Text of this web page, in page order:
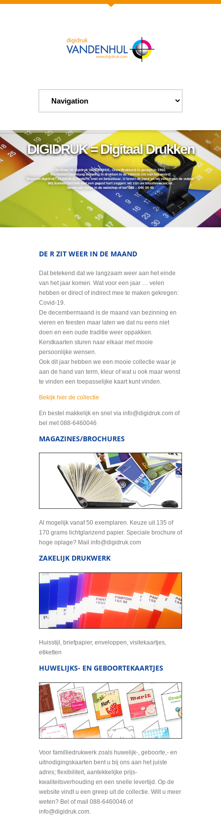
Welkom bij digidruk VANDENHUL. Onze drukkerij is gestart in 1960.
We hebben jarenlang ervaring in drukken in de ruimste zin van het woord!
Waarom digidruk? Digidruk is modern, snel en betaalbaar. U levert de input en wij verzorgen de output!
Wij kunnen dan ook met een gerust hart zeggen: wij zijn uw totaalleverancier.
Neem een kijkje in de webshop of bel 088 – 646 00 46
DIGIDRUK = Digitaal Drukken
DE R ZIT WEER IN DE MAAND
Dat betekend dat we langzaam weer aan het einde
van het jaar komen. Wat voor een jaar … velen
hebben er direct of indirect mee te maken gekregen:
Covid-19.
De decembermaand is de maand van bezinning en
vieren en feesten maar laten we dat nu eens niet
doen en een oude traditie weer oppakken.
Kerstkaarten sturen naar elkaar met mooie
persoonlijke wensen.
Ook dit jaar hebben we een mooie collectie waar je
aan de hand van term, kleur of wat u ook maar wenst
te vinden een toepasselijke kaart kunt vinden.
Bekijk hier de collectie
En bestel makkelijk en snel via info@digidruk.com of
bel met 088-6460046
MAGAZINES/BROCHURES
Al mogelijk vanaf 50 exemplaren. Keuze uit 135 of
170 grams lichtglanzend papier. Speciale brochure of
hoge oplage? Mail info@digidruk.com
ZAKELIJK DRUKWERK
Huisstijl, briefpapier, enveloppen, visitekaartjes,
etiketten
HUWELIJKS- EN GEBOORTEKAARTJES
Voor familliedrukwerk zoals huwelijk-, geboorte,- en
uitnodigingskaarten bent u bij ons aan het juiste
adres; flexibiliteit, aantekkelijke prijs-
kwaliteitsverhouding en een snelle levertijd. Op de
website vindt u een greep uit de collectie. Wilt u meer
weten? Bel of mail 088-6460046 of
info@digidruk.com.